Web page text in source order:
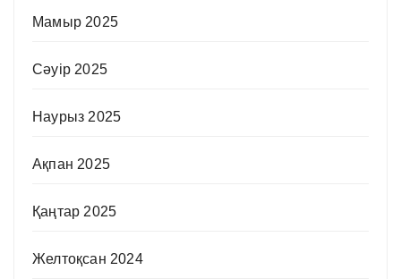
Мамыр 2025
Сәуір 2025
Наурыз 2025
Ақпан 2025
Қаңтар 2025
Желтоқсан 2024